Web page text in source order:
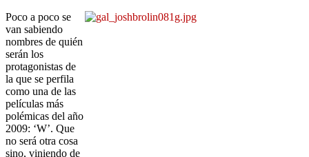
Poco a poco se
van sabiendo
nombres de quién
serán los
protagonistas de
la que se perfila
como una de las
películas más
polémicas del año
2009: ‘W’. Que
no será otra cosa
sino, viniendo de